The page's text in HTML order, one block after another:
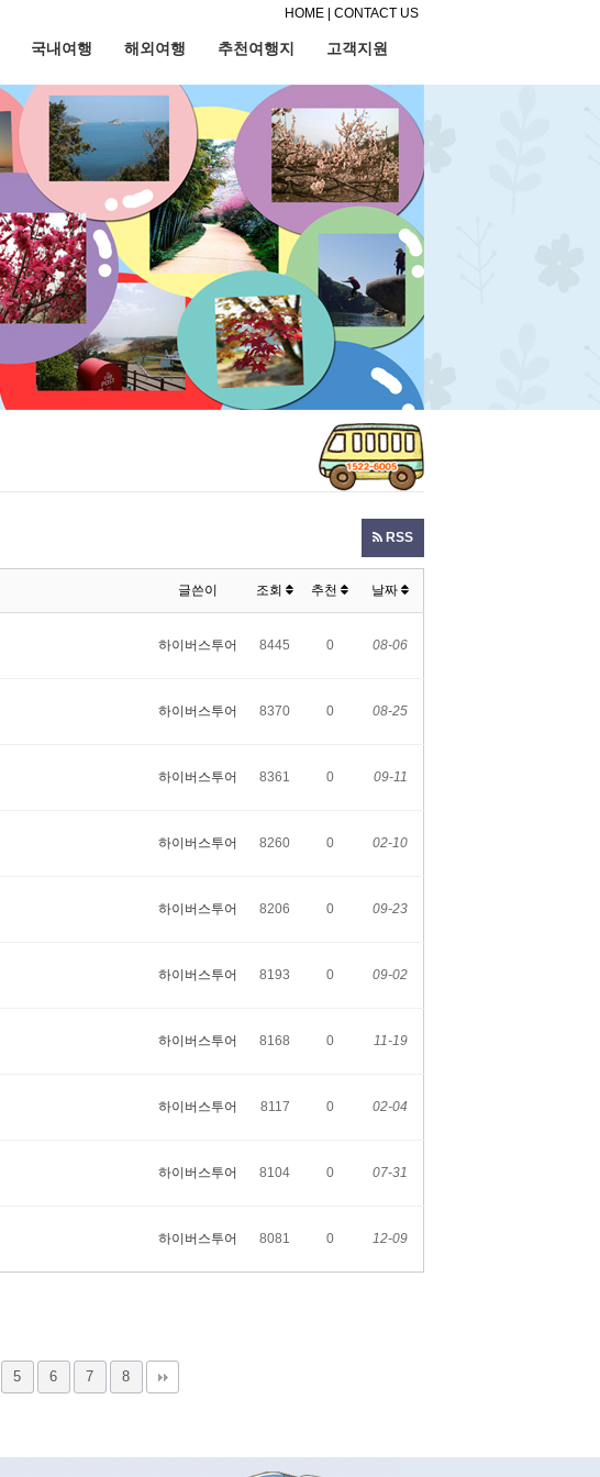
HOME CONTACT US
국내여행 해외여행 추천여행지 고객지원
RSS
글쓴이 조회 추천 날짜
하이버스투어 8445 0 08-06
하이버스투어 8370 0 08-25
하이버스투어 8361 0 09-11
하이버스투어 8260 0 02-10
하이버스투어 8206 0 09-23
하이버스투어 8193 0 09-02
하이버스투어 8168 0 11-19
하이버스투어 8117 0 02-04
하이버스투어 8104 0 07-31
하이버스투어 8081 0 12-09
5 6 7 8